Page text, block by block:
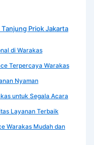
Priok Jakarta
di Warakas
Terpercaya Warakas
Nyaman
untuk Segala Acara
Layanan Terbaik
Warakas Mudah dan